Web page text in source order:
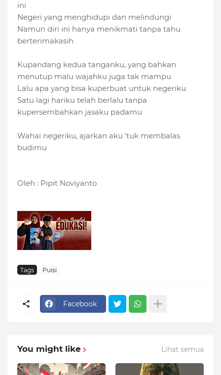
ini
Negeri yang menghidupi dan melindungi
Namun diri ini hanya menikmati tanpa tahu
berterimakasih
Kupandang kedua tanganku, yang bahkan
menutup malu wajahku juga tak mampu
Lalu apa yang bisa kuperbuat untuk negeriku
Satu lagi hariku telah berlalu tanpa
kupersembahkan jasaku padamu
Wahai negeriku, ajarkan aku 'tuk membalas
budimu
Oleh : Pipit Noviyanto
Tags Puisi
Facebook
You might like Lihat semua